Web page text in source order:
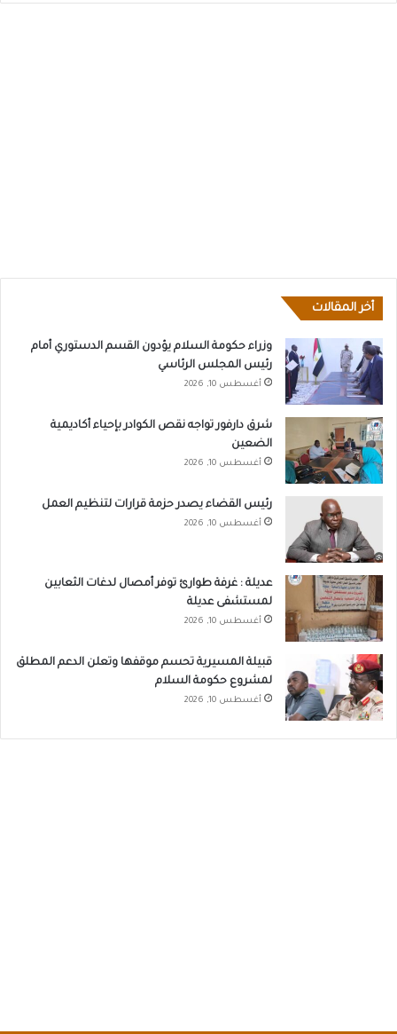
أخر المقالات
وزراء حكومة السلام يؤدون القسم الدستوري أمام
رئيس المجلس الرئاسي
أغسطس 10, 2026
شرق دارفور تواجه نقص الكوادر بإحياء أكاديمية
الضعين
أغسطس 10, 2026
رئيس القضاء يصدر حزمة قرارات لتنظيم العمل
أغسطس 10, 2026
عديلة : غرفة طوارئ توفر أمصال لدغات الثعابين
لمستشفى عديلة
أغسطس 10, 2026
قبيلة المسيرية تحسم موقفها وتعلن الدعم المطلق
لمشروع حكومة السلام
أغسطس 10, 2026